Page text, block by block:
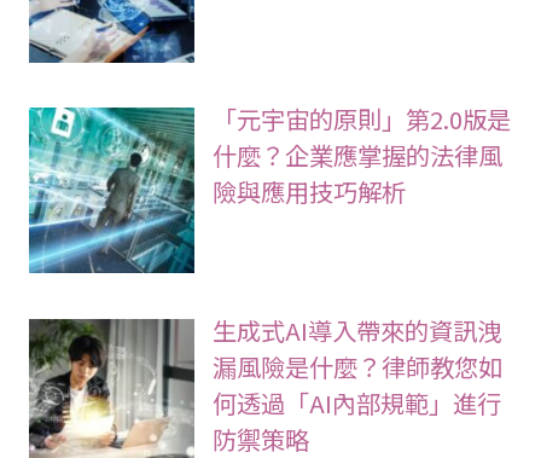
「元宇宙的原則」第2.0版是
什麼？企業應掌握的法律風
險與應用技巧解析
生成式AI導入帶來的資訊洩
漏風險是什麼？律師教您如
何透過「AI內部規範」進行
防禦策略